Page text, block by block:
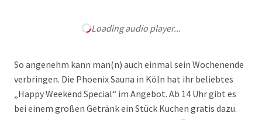
Loading audio player...
So angenehm kann man(n) auch einmal sein Wochenende
verbringen. Die Phoenix Sauna in Köln hat ihr beliebtes
„Happy Weekend Special“ im Angebot. Ab 14 Uhr gibt es
bei einem großen Getränk ein Stück Kuchen gratis dazu.